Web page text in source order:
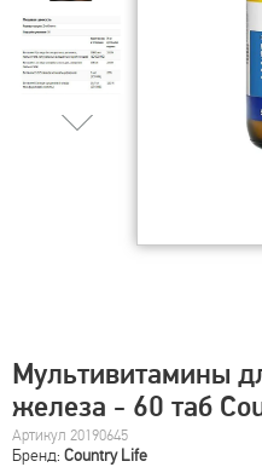
Мультивитамины
железа - 60 таб
Артикул 20190645
Бренд: Country Life